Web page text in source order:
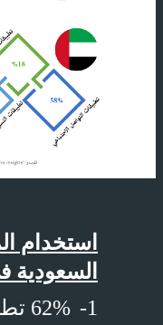
استخدام
1-
62% تطبيقات التواصل الاجتماعي